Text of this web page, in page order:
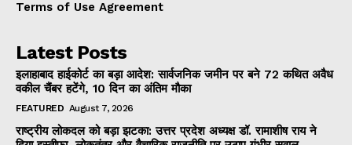
Terms of Use Agreement
Latest Posts
इलाहाबाद हाईकोर्ट का बड़ा आदेश: सार्वजनिक जमीन पर बने 72 कथित अवैध
वकील चैंबर हटेंगे, 10 दिन का अंतिम मौका
FEATURED August 7, 2026
राष्ट्रीय लोकदल को बड़ा झटका: उत्तर प्रदेश अध्यक्ष डॉ. रामाशीष राय ने